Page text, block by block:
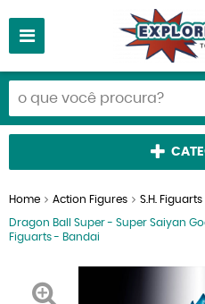
Home Action Figures S.H. Figuarts
Dragon Ball Super - Super Saiyan
Figuarts - Bandai